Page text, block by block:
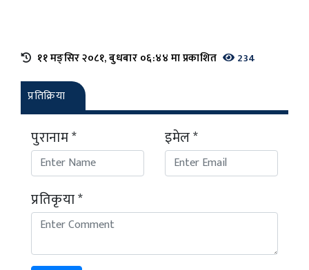
११ मङ्सिर २०८१, बुधबार ०६:४४ मा प्रकाशित 234
प्रतिक्रिया
पुरानाम * इमेल *
प्रतिकृया *